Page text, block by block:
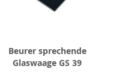
Beurer sprechende
Glaswaage GS 39